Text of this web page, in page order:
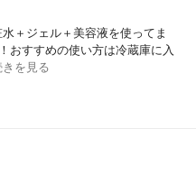
＋ジェル＋美容液を使ってま
おすすめの使い方は冷蔵庫に入
きを見る